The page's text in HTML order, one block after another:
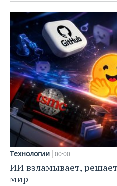
Технологии 00:00
ИИ взламывает,
мир